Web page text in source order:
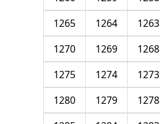
1263
1264
1265
1268
1269
1270
1273
1274
1275
1278
1279
1280